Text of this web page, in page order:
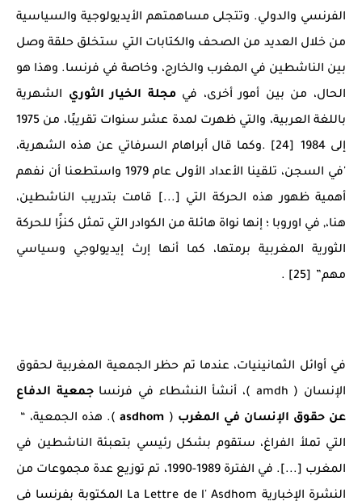
الفرنسي والدولي. وتتجلى مساهمتهم الأيديولوجية والسياسية
من خلال العديد من الصحف والكتابات التي ستخلق حلقة وصل
بين الناشطين في المغرب والخارج، وخاصة في فرنسا. وهذا هو
الحال، من بين أمور أخرى، فيمجلة الخيار الثوري الشهرية
باللغة العربية، والتي ظهرت لمدة عشر سنوات تقريبًا، من 1975
إلى 1984 [24] .وكما قال أبراهام السرفاتي عن هذه الشهرية،
'في السجن، تلقينا الأعداد الأولى عام 1979 واستطعنا أن نفهم
أهمية ظهور هذه الحركة التي [...] قامت بتدريب الناشطين،
هنا،, في اوروبا ؛ إنها نواة هائلة من الكوادر التي تمثل كنزًا للحركة
الثورية المغربية برمتها، كما أنها إرث إيديولوجي وسياسي
مهم” [25] .
في أوائل الثمانينيات، عندما تم حظر الجمعية المغربية لحقوق
الإنسان ( amdh )، أنشأ النشطاء في فرنسا
جمعية الدفاع
عن حقوق الإنسان في المغرب (
asdhom ). هذه الجمعية، “
التي تملأ الفراغ، ستقوم بشكل رئيسي بتعبئة الناشطين في
المغرب [...]. في الفترة 1989-1990، تم توزيع عدة مجموعات من
النشرة الإخبارية La Lettre de l' Asdhom المكتوبة بفرنسا في